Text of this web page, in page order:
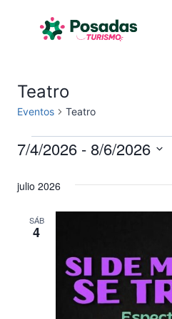
Teatro
Eventos Teatro
Eventos
7/4/2026 - 8/6/2026
la
julio 2026
SÁB
4